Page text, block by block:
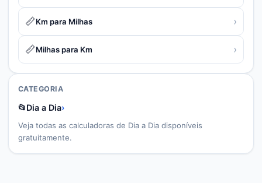
📏Km para Milhas ›
📏Milhas para Km ›
CATEGORIA
📂Dia a Dia›
Veja todas as calculadoras de Dia a Dia disponíveis
gratuitamente.